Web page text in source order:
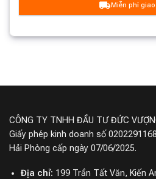
Miễn phí
CÔNG TY TNHH ĐẦU TƯ ĐỨC
Giấy phép kinh doanh số
Hải Phòng cấp ngày 07/06/2025.
Địa chỉ: 199 Trần Tất Văn, Kiến